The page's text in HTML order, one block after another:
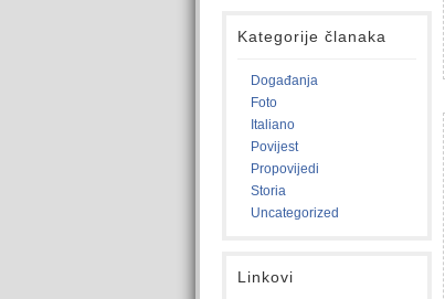
Kategorije članaka
Događanja
Foto
Italiano
Povijest
Propovijedi
Storia
Uncategorized
Linkovi